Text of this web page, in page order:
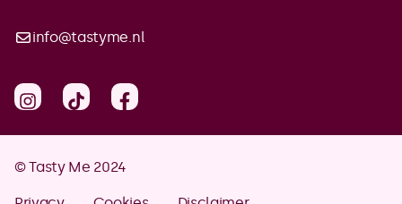
info@tastyme.nl
© Tasty Me 2024